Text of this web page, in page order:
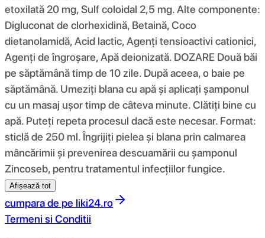
etoxilată 20 mg, Sulf coloidal 2,5 mg. Alte componente:
Digluconat de clorhexidină, Betaină, Coco
dietanolamidă, Acid lactic, Agenți tensioactivi cationici,
Agenți de îngroșare, Apă deionizată. DOZARE Două băi
pe săptămână timp de 10 zile. După aceea, o baie pe
săptămână. Umeziți blana cu apă și aplicați șamponul
cu un masaj ușor timp de câteva minute. Clătiți bine cu
apă. Puteți repeta procesul dacă este necesar. Format:
sticlă de 250 ml. Îngrijiți pielea și blana prin calmarea
mâncărimii și prevenirea descuamării cu șamponul
Zincoseb, pentru tratamentul infecțiilor fungice.
Afișează tot
cumpara de pe liki24.ro
Termeni si Conditii